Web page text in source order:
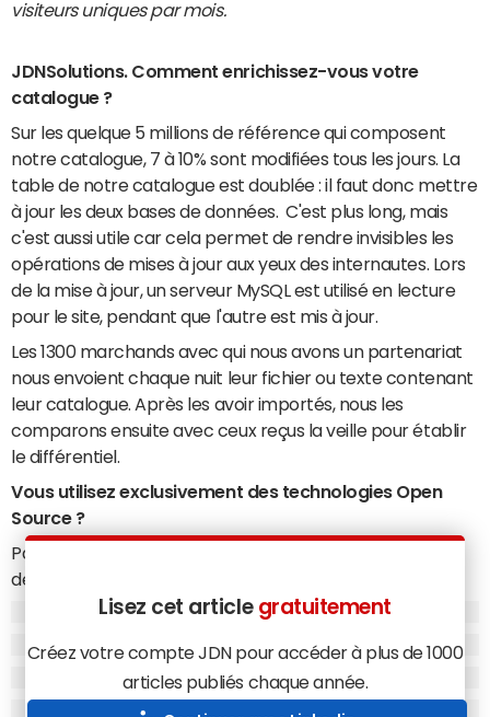
visiteurs uniques par mois.
JDNSolutions. Comment enrichissez-vous votre
catalogue ?
Sur les quelque 5 millions de référence qui composent
notre catalogue, 7 à 10% sont modifiées tous les jours. La
table de notre catalogue est doublée : il faut donc mettre
à jour les deux bases de données. C'est plus long, mais
c'est aussi utile car cela permet de rendre invisibles les
opérations de mises à jour aux yeux des internautes. Lors
de la mise à jour, un serveur MySQL est utilisé en lecture
pour le site, pendant que l'autre est mis à jour.
Les 1300 marchands avec qui nous avons un partenariat
nous envoient chaque nuit leur fichier ou texte contenant
leur catalogue. Après les avoir importés, nous les
comparons ensuite avec ceux reçus la veille pour établir
le différentiel.
Vous utilisez exclusivement des technologies Open
Source ?
Pas tout à fait : ce différentiel est ensuite posté à Paris
depuis notre siège, en Auvergne, par un serveur SQL Le
transfert repose donc sur une technologie .NET. Nous
là, mais tout le reste est entièrement Open Source,
Apache/MySQL. Nous développons ensuite la plupart de
Lisez cet article gratuitement
Créez votre compte JDN pour accéder à plus de 1000
articles publiés chaque année.